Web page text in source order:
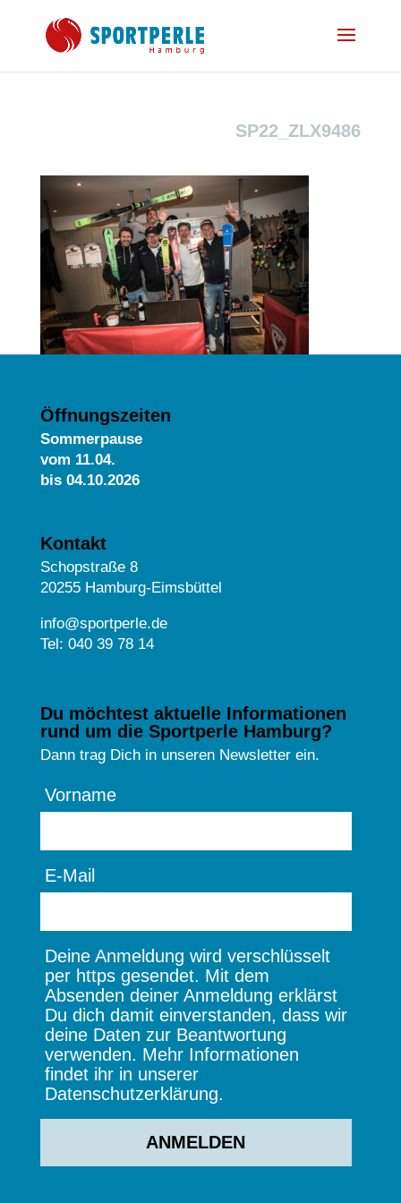
SP22_ZLX9486
Öffnungszeiten
Sommerpause
vom 11.04.
bis 04.10.2026
Kontakt
Schopstraße 8
20255 Hamburg-Eimsbüttel
info@sportperle.de
Tel: 040 39 78 14
Du möchtest aktuelle Informationen
rund um die Sportperle Hamburg?
Dann trag Dich in unseren Newsletter ein.
Vorname
E-Mail
Deine Anmeldung wird verschlüsselt
per https gesendet. Mit dem
Absenden deiner Anmeldung erklärst
Du dich damit einverstanden, dass wir
deine Daten zur Beantwortung
verwenden. Mehr Informationen
findet ihr in unserer
Datenschutzerklärung.